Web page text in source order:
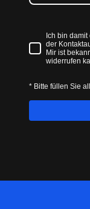
Ich bin
der
Mir ist
widerrufen
* Bitte füllen Sie